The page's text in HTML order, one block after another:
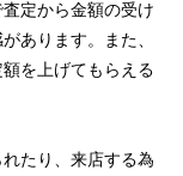
定から金額の受け
あります。また、
を上げてもらえる
たり、来店する為